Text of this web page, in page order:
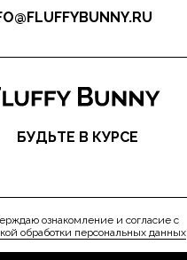
ознакомление и согласие с
обработки персональных данных
БУДЬТЕ В КУРСЕ